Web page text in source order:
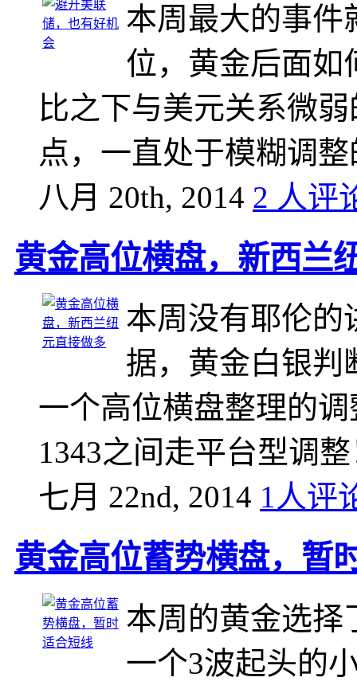
本周最大的事件
位，黄金后面如
比之下与美元关系微
点，一直处于模糊调
八月 20th, 2014 2 人评
黄金高位横盘，新西兰
本周没有耶伦的
据，黄金白银判
一个高位横盘整理的
1343之间走平台型调
七月 22nd, 2014 1人评
黄金高位蓄势横盘，暂
本周的黄金选择
一个3波起头的